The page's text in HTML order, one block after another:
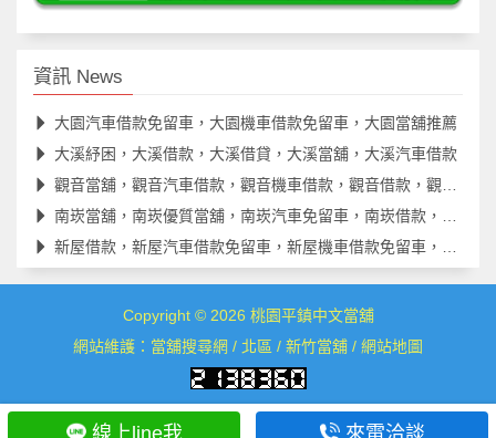
資訊 News
大園汽車借款免留車，大園機車借款免留車，大園當舖推薦
大溪紓困，大溪借款，大溪借貸，大溪當舖，大溪汽車借款
觀音當舖，觀音汽車借款，觀音機車借款，觀音借款，觀音借錢
南崁當舖，南崁優質當舖，南崁汽車免留車，南崁借款，南崁借貸
新屋借款，新屋汽車借款免留車，新屋機車借款免留車，新屋借款
Copyright © 2026 桃園平鎮中文當舖
網站維護： 當舖搜尋網 / 北區 / 新竹當舖 / 網站地圖
線上line我 來電洽談